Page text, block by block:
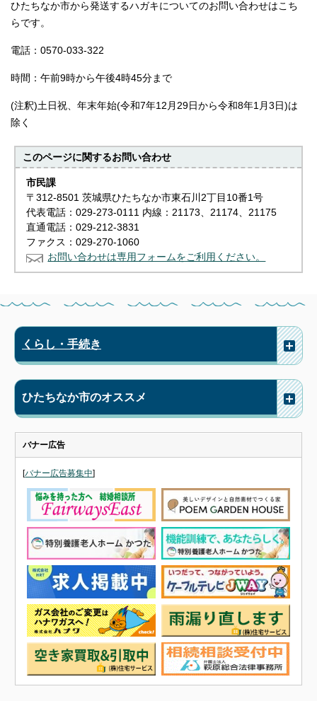
ひたちなか市から発送するハガキについてのお問い合わせはこち
らです。
電話：0570-033-322
時間：午前9時から午後4時45分まで
(注釈)土日祝、年末年始(令和7年12月29日から令和8年1月3日)は
除く
このページに関するお問い合わせ
市民課
〒312-8501 茨城県ひたちなか市東石川2丁目10番1号
代表電話：029-273-0111 内線：21173、21174、21175
直通電話：029-212-3831
ファクス：029-270-1060
お問い合わせは専用フォームをご利用ください。
くらし・手続き
ひたちなか市のオススメ
バナー広告
[バナー広告募集中]